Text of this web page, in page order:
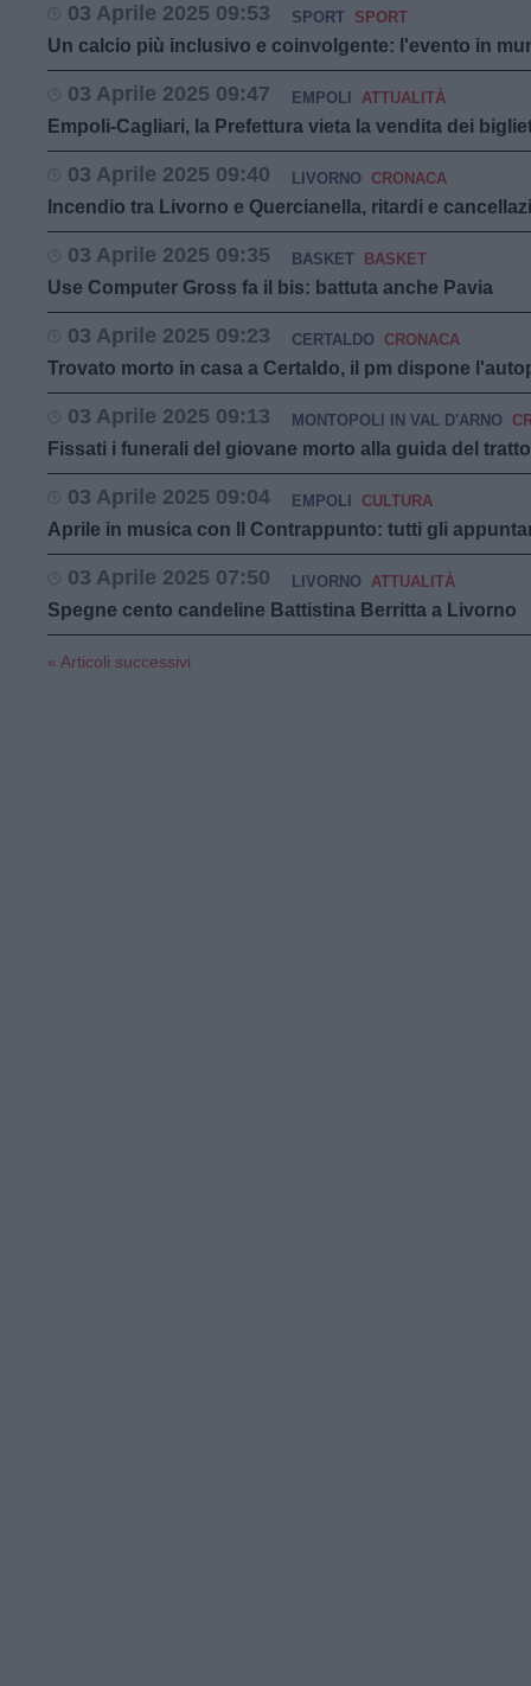
03 Aprile 2025 09:53 SPORT SPORT
Un calcio più inclusivo e coinvolgente: l'evento in
03 Aprile 2025 09:47 EMPOLI ATTUALITÀ
Empoli-Cagliari, la Prefettura vieta la vendita dei
03 Aprile 2025 09:40 LIVORNO CRONACA
Incendio tra Livorno e Quercianella, ritardi e
03 Aprile 2025 09:35 BASKET BASKET
Use Computer Gross fa il bis: battuta anche Pavia
03 Aprile 2025 09:23 CERTALDO CRONACA
Trovato morto in casa a Certaldo, il pm dispone
03 Aprile 2025 09:13 MONTOPOLI IN VAL D'ARNO
Fissati i funerali del giovane morto alla guida del
03 Aprile 2025 09:04 EMPOLI CULTURA
Aprile in musica con Il Contrappunto: tutti gli
03 Aprile 2025 07:50 LIVORNO ATTUALITÀ
Spegne cento candeline Battistina Berritta a Livorno
« Articoli successivi